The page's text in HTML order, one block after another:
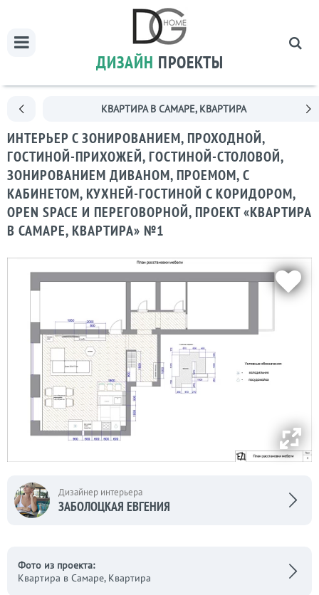
ДИЗАЙН ПРОЕКТЫ
КВАРТИРА В САМАРЕ, КВАРТИРА
ИНТЕРЬЕР С ЗОНИРОВАНИЕМ, ПРОХОДНОЙ,
ГОСТИНОЙ-ПРИХОЖЕЙ, ГОСТИНОЙ-СТОЛОВОЙ,
ЗОНИРОВАНИЕМ ДИВАНОМ, ПРОЕМОМ, С
КАБИНЕТОМ, КУХНЕЙ-ГОСТИНОЙ С КОРИДОРОМ,
OPEN SPACE И ПЕРЕГОВОРНОЙ, ПРОЕКТ «КВАРТИРА
В САМАРЕ, КВАРТИРА» №1
Дизайнер интерьера
ЗАБОЛОЦКАЯ ЕВГЕНИЯ
Фото из проекта:
Квартира в Самаре, Квартира